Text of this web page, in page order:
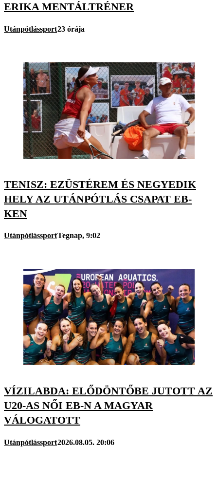
ERIKA MENTÁLTRÉNER
Utánpótlássport23 órája
TENISZ: EZÜSTÉREM ÉS NEGYEDIK
HELY AZ UTÁNPÓTLÁS CSAPAT EB-
KEN
UtánpótlássportTegnap, 9:02
VÍZILABDA: ELŐDÖNTŐBE JUTOTT AZ
U20-AS NŐI EB-N A MAGYAR
VÁLOGATOTT
Utánpótlássport2026.08.05. 20:06